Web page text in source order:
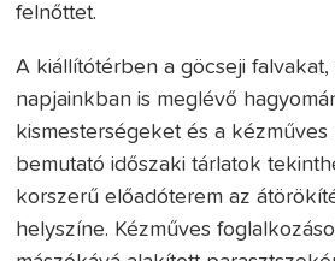
felnőttet.
A kiállítótérben a göcseji falvakat,
napjainkban is meglévő
kismesterségeket és a
bemutató időszaki tárlatok
korszerű előadóterem az
helyszíne. Kézműves